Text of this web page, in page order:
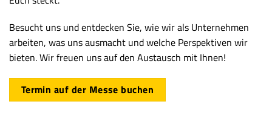
Besucht uns und entdecken Sie, wie wir als Unternehmen
arbeiten, was uns ausmacht und welche Perspektiven wir
bieten. Wir freuen uns auf den Austausch mit Ihnen!
Termin auf der Messe buchen